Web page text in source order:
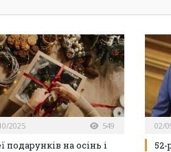
2025 549
подарунків на осінь і
02/
52-